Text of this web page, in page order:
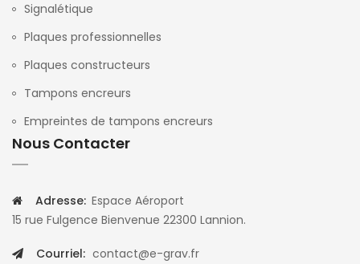
Signalétique
Plaques professionnelles
Plaques constructeurs
Tampons encreurs
Empreintes de tampons encreurs
Nous Contacter
Adresse: Espace Aéroport
15 rue Fulgence Bienvenue 22300 Lannion.
Courriel: contact@e-grav.fr